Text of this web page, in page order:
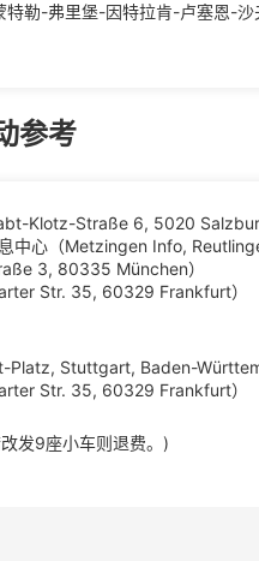
勒-弗里堡-因特拉肯-卢塞恩-
参考
Klotz-Straße 6, 5020
中心（Metzingen Info,
3, 80335 München）
Str. 35, 60329 Frankfurt）
Platz, Stuttgart, Baden-
Str. 35, 60329 Frankfurt）
发9座小车则退费。)